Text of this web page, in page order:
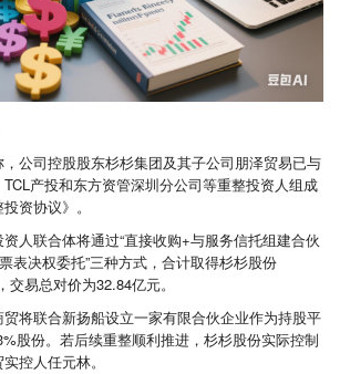
公司控股股东杉杉集团及其子公司朋泽贸易已与
产投和东方资管深圳分公司等重整投资人组成
资协议》。
人联合体将通过“直接收购+与服务信托组建合伙
表决权委托”三种方式，合计取得杉杉股份
易总对价为32.84亿元。
将联合新扬船设立一家有限合伙企业作为持股平
股份。若后续重整顺利推进，杉杉股份实际控制
控人任元林。